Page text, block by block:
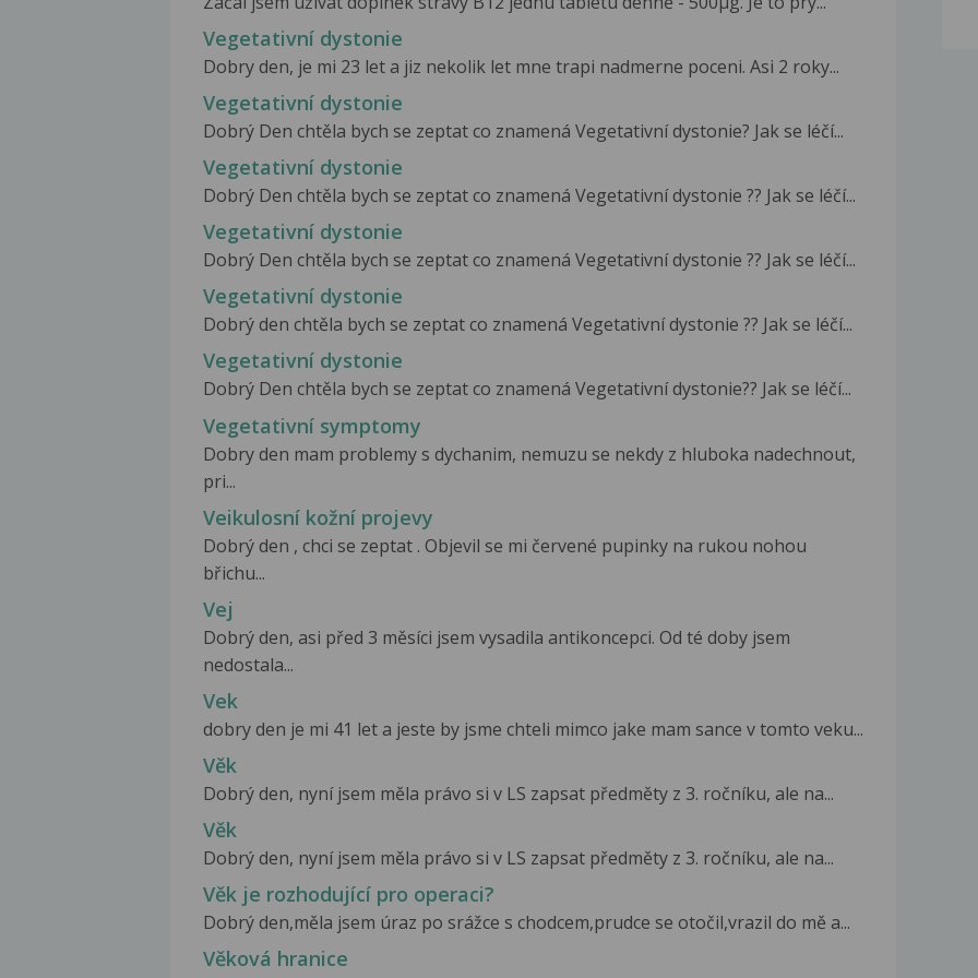
Vegetativní dystonie
Dobry den, je mi 23 let a jiz nekolik let mne trapi nadmerne poceni. Asi 2 roky...
Vegetativní dystonie
Dobrý Den chtěla bych se zeptat co znamená Vegetativní dystonie? Jak se léčí...
Vegetativní dystonie
Dobrý Den chtěla bych se zeptat co znamená Vegetativní dystonie ?? Jak se léčí...
Vegetativní dystonie
Dobrý Den chtěla bych se zeptat co znamená Vegetativní dystonie ?? Jak se léčí...
Vegetativní dystonie
Dobrý den chtěla bych se zeptat co znamená Vegetativní dystonie ?? Jak se léčí...
Vegetativní dystonie
Dobrý Den chtěla bych se zeptat co znamená Vegetativní dystonie?? Jak se léčí...
Vegetativní symptomy
Dobry den mam problemy s dychanim, nemuzu se nekdy z hluboka nadechnout,
pri...
Veikulosní kožní projevy
Dobrý den , chci se zeptat . Objevil se mi červené pupinky na rukou nohou
břichu...
Vej
Dobrý den, asi před 3 měsíci jsem vysadila antikoncepci. Od té doby jsem
nedostala...
Vek
dobry den je mi 41 let a jeste by jsme chteli mimco jake mam sance v tomto veku...
Věk
Dobrý den, nyní jsem měla právo si v LS zapsat předměty z 3. ročníku, ale na...
Věk
Dobrý den, nyní jsem měla právo si v LS zapsat předměty z 3. ročníku, ale na...
Věk je rozhodující pro operaci?
Dobrý den,měla jsem úraz po srážce s chodcem,prudce se otočil,vrazil do mě a...
Věková hranice